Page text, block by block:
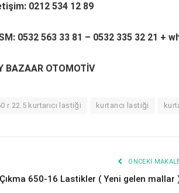
0212 534 12 89
0532 563 33 81 – 0532 335 32 21 +
BAZAAR OTOMOTİV
r 22.5 kurtarıcı lastiği kurtarıcı lastiği
ÖNCEKI
Çıkma 650-16 Lastikler ( Yeni gelen mallar